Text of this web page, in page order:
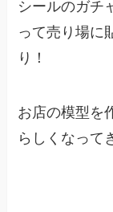
シールのガチ
って売り場に
り！
お店の模型を
らしくなって